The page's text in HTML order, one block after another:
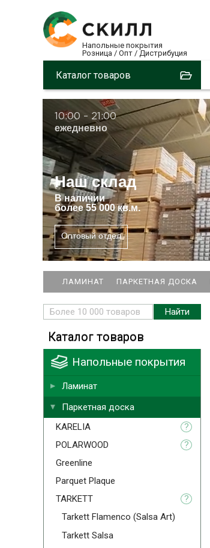
Напольные покрытия
Розница / Опт / Дистрибуция
Каталог товаров
10:00 – 21:00
ежедневно
Наш склад
Вналичии
более 55 000 кв.м.
Оптовый отдел
ЛАМИНАТ ПАРКЕТНАЯ ДОСКА
Каталог товаров
Напольные покрытия
Ламинат
Паркетная доска
KARELIA
?
POLARWOOD
?
Greenline
Parquet Plaque
TARKETT
?
Tarkett Flamenco (Salsa Art)
Tarkett Salsa